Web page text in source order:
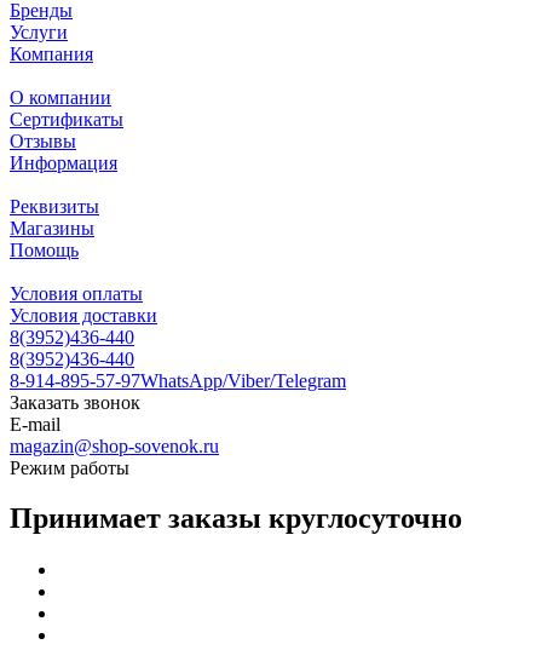
Бренды
Услуги
Компания
О компании
Сертификаты
Отзывы
Информация
Реквизиты
Магазины
Помощь
Условия оплаты
Условия доставки
8(3952)436-440
8(3952)436-440
8-914-895-57-97WhatsApp/Viber/Telegram
Заказать звонок
E-mail
magazin@shop-sovenok.ru
Режим работы
Принимает заказы круглосуточно